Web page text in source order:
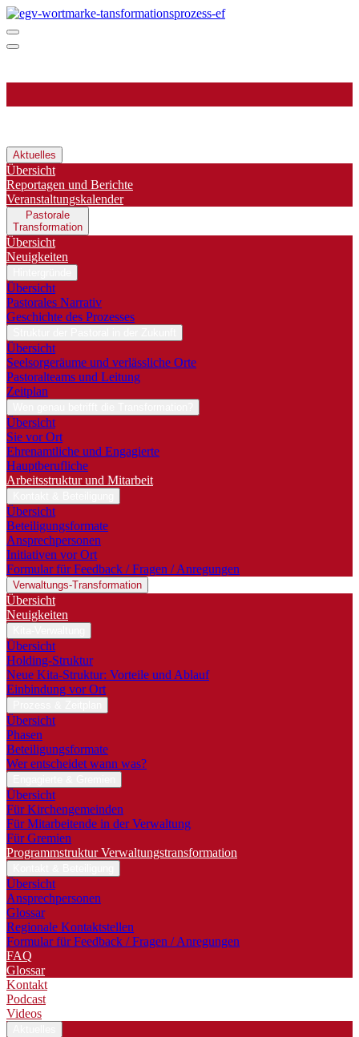
Aktuelles
Übersicht
Reportagen und Berichte
Veranstaltungskalender
Pastorale
Transformation
Übersicht
Neuigkeiten
Übersicht
Pastorales Narrativ
Geschichte des Prozesses
Übersicht
Seelsorgeräume und verlässliche Orte
Pastoralteams und Leitung
Zeitplan
Übersicht
Sie vor Ort
Ehrenamtliche und Engagierte
Hauptberufliche
Arbeitsstruktur und Mitarbeit
Übersicht
Beteiligungsformate
Ansprechpersonen
Initiativen vor Ort
Formular für Feedback / Fragen / Anregungen
Verwaltungs-Transformation
Übersicht
Neuigkeiten
Übersicht
Holding-Struktur
Neue Kita-Struktur: Vorteile und Ablauf
Einbindung vor Ort
Übersicht
Phasen
Beteiligungsformate
Wer entscheidet wann was?
Übersicht
Für Kirchengemeinden
Für Mitarbeitende in der Verwaltung
Für Gremien
Programmstruktur Verwaltungstransformation
Übersicht
Ansprechpersonen
Glossar
Regionale Kontaktstellen
Formular für Feedback / Fragen / Anregungen
FAQ
Glossar
Kontakt
Podcast
Videos